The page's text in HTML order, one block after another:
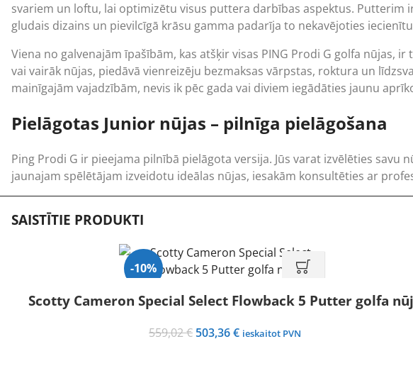
svariem un loftu, lai optimizētu visus puttera darbības aspektus.
gludais dizains un pievilcīgā krāsu gamma padarīja to nekavējoties
Viena no galvenajām īpašībām, kas atšķir visas PING Prodi G golfa nūjas,
vai vairāk nūjas, piedāvā vienreizēju bezmaksas vārpstas, roktura un
mainīgajām vajadzībām, nevis ik pēc gada vai diviem iegādāties jaunu
Pielāgotas Junior nūjas – pilnīga pielāgošana
Ping Prodi G ir pieejama pilnībā pielāgota versija. Jūs varat izvēlēties
jaunajam spēlētājam izveidotu ideālas nūjas, iesakām konsultēties ar
SAISTĪTIE PRODUKTI
-10%
Scotty Cameron Special Select Flowback 5 Putter golfa
559,02€ Original
503,36€Current
ieskaitot PVN